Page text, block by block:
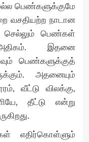
பெண்களுக்குமே
வசதியற்ற நாடான
செல்லும் பெண்கள்
இதனை
பெண்களுக்குத்
அதனையும்
வீட்டு விலக்கு,
தீட்டு என்று
எதிர்கொள்ளும்